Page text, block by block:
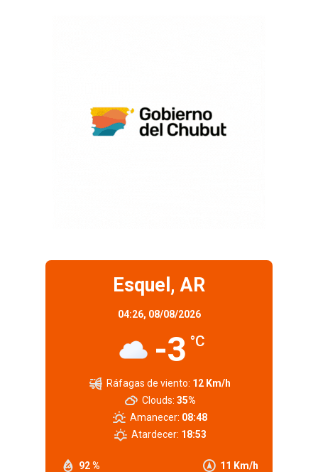
Esquel, AR
04:26, 08/08/2026
-3 °C
92 % 11 Km/h
Ráfagas de viento: 12 Km/h
Clouds: 35%
Amanecer: 08:48
Atardecer: 18:53